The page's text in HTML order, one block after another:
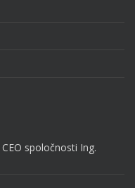
spoločnosti Ing.